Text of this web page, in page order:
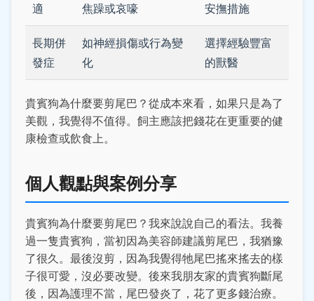
適
焦躁或哀嚎
安撫措施
長期併
發症
如神經損傷或行為變
化
選擇經驗豐富
的獸醫
貴賓狗為什麼要剪尾巴？從成本來看，如果只是為了
美觀，我覺得不值得。飼主應該把錢花在更重要的健
康檢查或飲食上。
個人觀點與案例分享
貴賓狗為什麼要剪尾巴？我來說說自己的看法。我養
過一隻貴賓狗，當初因為美容師建議剪尾巴，我猶豫
了很久。最後沒剪，因為我覺得牠尾巴搖來搖去的樣
子很可愛，沒必要改變。後來我朋友家的貴賓狗斷尾
後，因為護理不當，尾巴發炎了，花了更多錢治療。